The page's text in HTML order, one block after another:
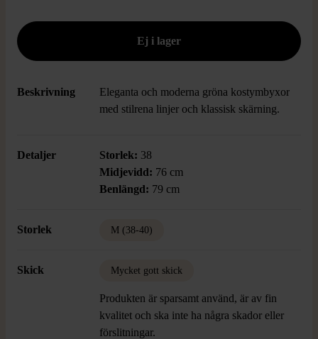
Beskrivning
Eleganta och moderna gröna kostymbyxor
med stilrena linjer och klassisk skärning.
Detaljer Storlek: 38
Midjevidd: 76 cm
Benlängd: 79 cm
Storlek M (38-40)
Skick Mycket gott skick
Produkten är sparsamt använd, är av fin
kvalitet och ska inte ha några skador eller
förslitningar.